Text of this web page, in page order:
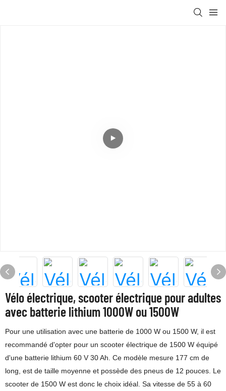
Vélo électrique, scooter électrique pour adultes
avec batterie lithium 1000W ou 1500W
Pour une utilisation avec une batterie de 1000 W ou 1500 W, il est
recommandé d'opter pour un scooter électrique de 1500 W équipé
d'une batterie lithium 60 V 30 Ah. Ce modèle mesure 177 cm de
long, est de taille moyenne et possède des pneus de 12 pouces. Le
scooter de 1500 W est donc le choix idéal. Sa vitesse de 55 à 60